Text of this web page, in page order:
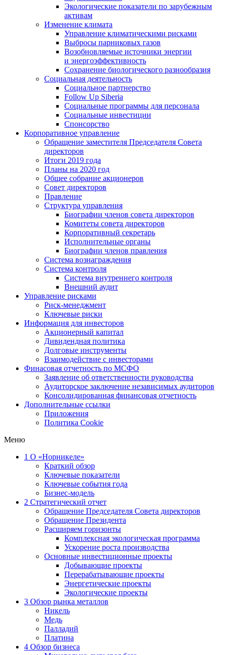
Экологические показатели по зарубежным
активам
Изменение климата
Управление климатическими рисками
Выбросы парниковых газов
Возобновляемые источники энергии
и энергоэффективность
Сохранение биологического разнообразия
Социальная деятельность
Социальное партнерство
Follow Up Siberia
Социальные программы для персонала
Социальные инвестиции
Спонсорство
Корпоративное управление
Обращение заместителя Председателя Совета
директоров
Итоги 2019 года
Планы на 2020 год
Общее собрание акционеров
Совет директоров
Правление
Структура управления
Биографии членов совета директоров
Комитеты совета директоров
Корпоративный секретарь
Исполнительные органы
Биографии членов правления
Система вознаграждения
Система контроля
Система внутреннего контроля
Внешний аудит
Управление рисками
Риск-менеджмент
Ключевые риски
Информация для инвесторов
Акционерный капитал
Дивидендная политика
Долговые инструменты
Взаимодействие с инвеcторами
Финасовая отчетность по МСФО
Заявление об ответственности руководства
Аудиторское заключение независимых аудиторов
Консолидированная финансовая отчетность
Дополнительные ссылки
Приложения
Политика Cookie
Меню
1 О «Норникеле»
Краткий обзор
Ключевые показатели
Ключевые события года
Бизнес-модель
2 Стратегический отчет
Обращение Председателя Совета директоров
Обращение Президента
Расширяем горизонты
Комплексная экологическая программа
Ускорение роста производства
Основные инвестиционные проекты
Добывающие проекты
Перерабатывающие проекты
Энергетические проекты
Экологические проекты
3 Обзор рынка металлов
Никель
Медь
Палладий
Платина
4 Обзор бизнеса